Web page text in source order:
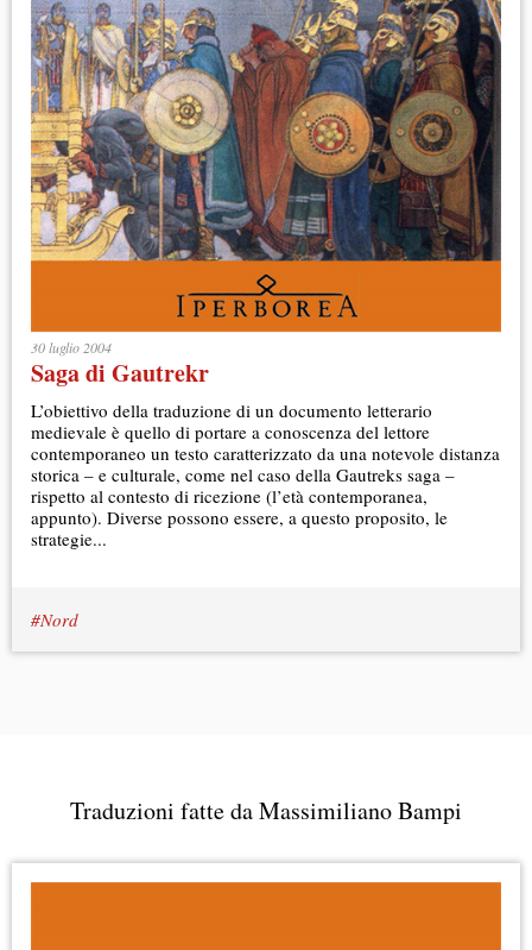
30 luglio 2004
Saga di Gautrekr
L’obiettivo della traduzione di un documento letterario
medievale è quello di portare a conoscenza del lettore
contemporaneo un testo caratterizzato da una notevole distanza
storica – e culturale, come nel caso della Gautreks saga –
rispetto al contesto di ricezione (l’età contemporanea,
appunto). Diverse possono essere, a questo proposito, le
strategie...
Nord
Traduzioni fatte da Massimiliano Bampi